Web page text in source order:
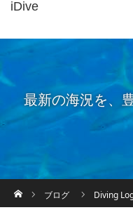
iDive
最新の海況を、
ブログ
Diving